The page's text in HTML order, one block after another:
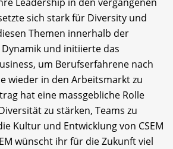
sich stark für Diversity und
Themen innerhalb der
und initiierte das
um Berufserfahrene nach
wieder in den Arbeitsmarkt zu
hat eine massgebliche Rolle
zu stärken, Teams zu
Kultur und Entwicklung von CSEM
wünscht ihr für die Zukunft viel